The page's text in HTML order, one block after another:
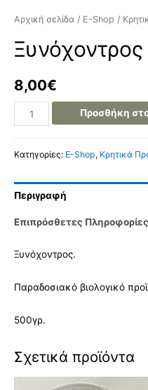
Αρχική σελίδα / E-Shop /
Ξυνόχοντρος
8,00€
Προσθήκη
Κατηγορίες: E-Shop, Κρητικά
Περιγραφή
Επιπρόσθετες Πληροφορίες
Ξυνόχοντρος.
Παραδοσιακό βιολογικό
500γρ.
Σχετικά προϊόντα